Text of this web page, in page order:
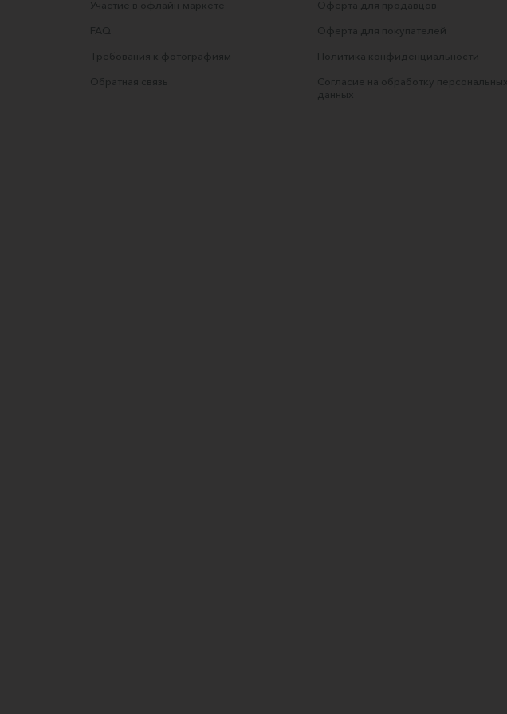
Участие в офлайн-маркете
FAQ
Требования к фотографиям
Обратная связь
Оферта для продавцов
Оферта для покупателей
Политика конфиденциальности
Согласие на обработку персональных
данных